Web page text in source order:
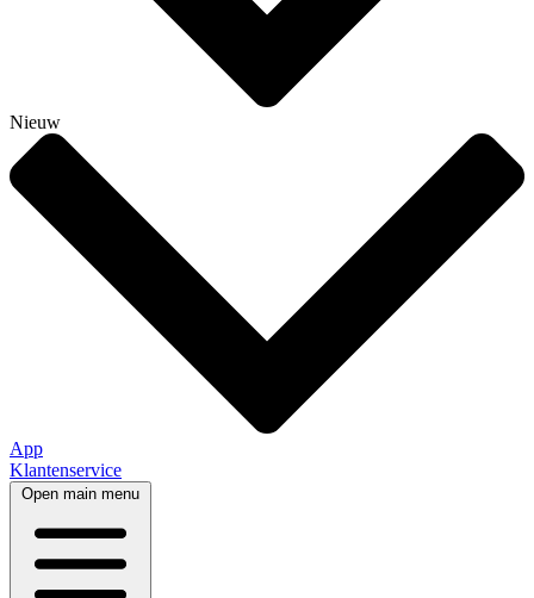
Nieuw
App
Klantenservice
Open main menu